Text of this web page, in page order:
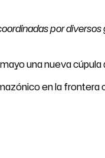
por diversos
una nueva cúpula
en la